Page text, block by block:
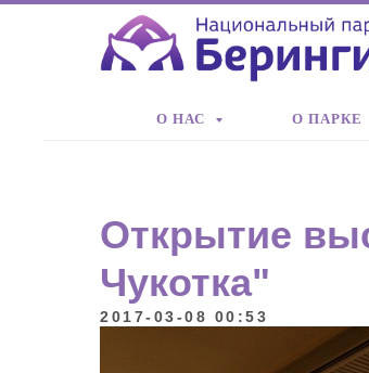
О НАС О ПАРКЕ
Открытие
Чукотка"
2017-03-08 00:53